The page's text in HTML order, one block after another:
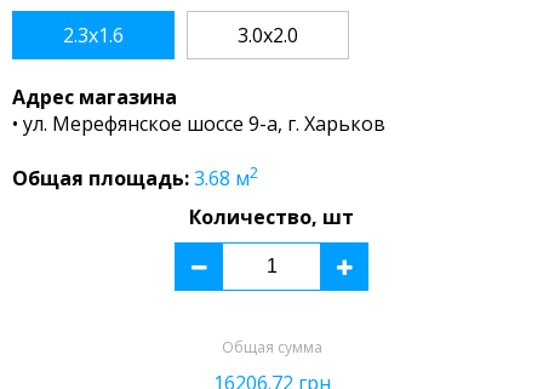
2.3x1.6
3.0x2.0
Адрес магазина
• ул. Мерефянское шоссе 9-а, г. Харьков
Общая площадь:3.68 м2
Количество, шт
Общая сумма
16206.72 грн